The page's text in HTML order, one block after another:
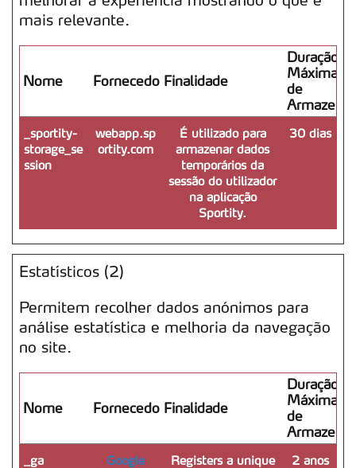
mais relevante.
Nome Fornecedor Finalidade
Duração
Máxima
de
_sportity-
storage_se
ssion
webapp.sp
ortity.com
É utilizado para
armazenar dados
temporários da
sessão do utilizador
na aplicação
Sportity.
30 dias
Estatísticos (2)
Permitem recolher dados anónimos para
análise estatística e melhoria da navegação
no site.
Nome Fornecedor Finalidade
Duração
Máxima
de
_ga Google
Registers a unique
2 anos